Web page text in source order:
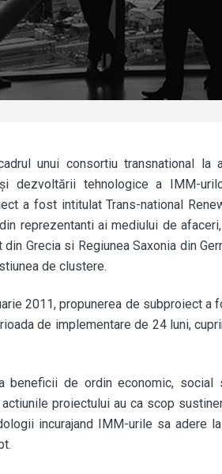
unui consortiu transnational la
dezvoltării tehnologice a IMM-
a fost intitulat Trans-national
reprezentanti ai mediului de
Grecia si Regiunea Saxonia din
de clustere.
2011, propunerea de subproiect a
de implementare de 24 luni,
beneficii de ordin economic, social
proiectului au ca scop
incurajand IMM-urile sa adere